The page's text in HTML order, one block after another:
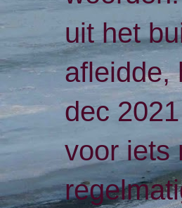
uit het
afleidde,
dec
voor iets